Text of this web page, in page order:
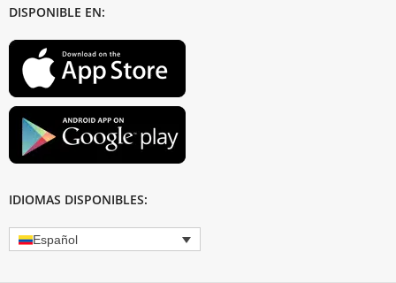
DISPONIBLE EN:
IDIOMAS DISPONIBLES:
Español